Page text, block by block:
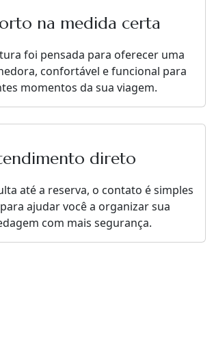
na medida certa
foi pensada para oferecer uma
confortável e funcional para
momentos da sua viagem.
direto
até a reserva, o contato é simples
ajudar você a organizar sua
com mais segurança.